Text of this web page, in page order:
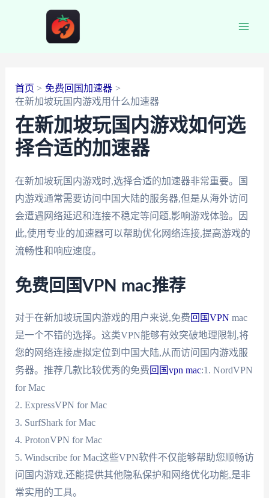
首页
免费回国加速器
在新加坡玩国内游戏用什么加速器
在新加坡玩国内游戏如何选
择合适的加速器
在新加坡玩国内游戏时,选择合适的加速器非常重要。国
内游戏通常需要访问中国大陆的服务器,但是从海外访问
会遭遇网络延迟和连接不稳定等问题,影响游戏体验。因
此,使用专业的加速器可以帮助优化网络连接,提高游戏的
流畅性和响应速度。
免费回国VPN mac推荐
对于在新加坡玩国内游戏的用户来说,免费回国VPN mac
是一个不错的选择。这类VPN能够有效突破地理限制,将
您的网络连接虚拟定位到中国大陆,从而访问国内游戏服
务器。推荐几款比较优秀的免费回国vpn mac:1. NordVPN
for Mac
2. ExpressVPN for Mac
3. SurfShark for Mac
4. ProtonVPN for Mac
5. Windscribe for Mac这些VPN软件不仅能够帮助您顺畅访
问国内游戏,还能提供其他隐私保护和网络优化功能,是非
常实用的工具。